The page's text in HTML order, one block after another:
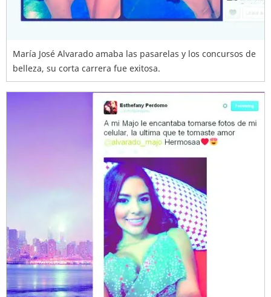
María José Alvarado amaba las pasarelas y los concursos de
belleza, su corta carrera fue exitosa.